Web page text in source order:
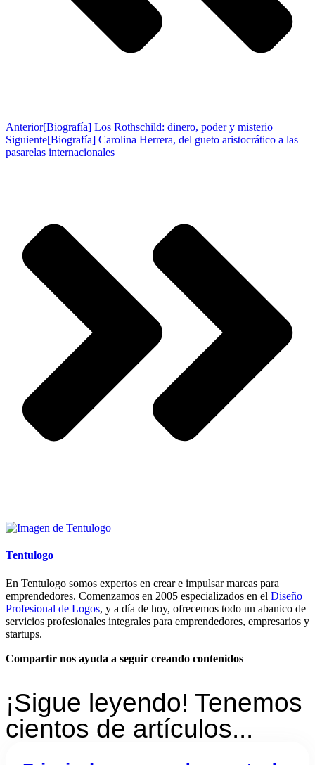
Anterior[Biografía] Los Rothschild: dinero, poder y misterio
Siguiente[Biografía] Carolina Herrera, del gueto aristocrático a las
pasarelas internacionales
Tentulogo
En Tentulogo somos expertos en crear e impulsar marcas para
emprendedores. Comenzamos en 2005 especializados en el Diseño
Profesional de Logos, y a día de hoy, ofrecemos todo un abanico de
servicios profesionales integrales para emprendedores, empresarios y
startups.
Compartir nos ayuda a seguir creando contenidos
¡Sigue leyendo! Tenemos
cientos de artículos...